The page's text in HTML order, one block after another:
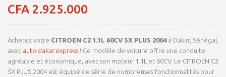
sur 5
basé sur
client
CFA 2.925.000
Achetez votre CITROEN C2 1.1L 60CV SX PLUS 2004à Dakar, Sénégal,
avec auto.dakar.express ! Ce modèle de voiture offre une conduite
agréable et économique, avec son moteur 1.1L et 60CV. Le CITROEN C2
SX PLUS 2004 est équipé de série de nombreuses fonctionnalités pour